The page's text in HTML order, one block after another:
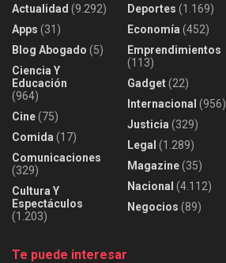
Actualidad (9.292)
Apps (31)
Blog Abogado (5)
Ciencia Y
Educación
(964)
Cine(75)
Comida (17)
Comunicaciones
(329)
Cultura Y
Espectáculos
(1.203)
Deportes (1.169)
Economía (452)
Emprendimientos
(113)
Gadget(22)
Internacional (956)
Justicia (329)
Legal (1.289)
Magazine(35)
Nacional (4.112)
Negocios (89)
Te puede interesar